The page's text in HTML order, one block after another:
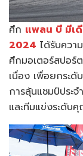
ศึก แพลน บี มีเ
2024 ได้รับควา
ศึกมอเตอร์สปอร์
เนื่อง เพื่อยกระดั
การลุ้นแชมป์ประ
และทีมแข่งระดับ